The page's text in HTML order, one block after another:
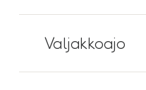
Valjakkoajo